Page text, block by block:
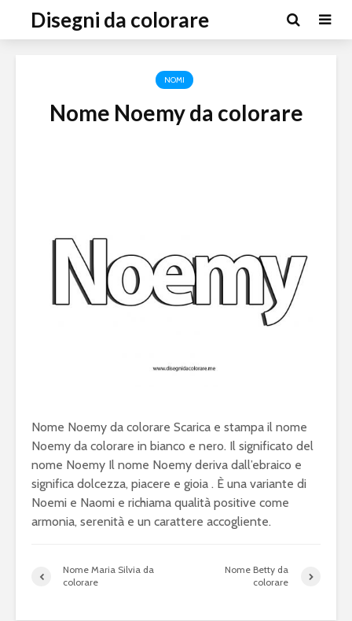
Disegni da colorare
NOMI
Nome Noemy da colorare
Nome Noemy da colorare Scarica e stampa il nome
Noemy da colorare in bianco e nero. Il significato del
nome Noemy Il nome Noemy deriva dall’ebraico e
significa dolcezza, piacere e gioia . È una variante di
Noemi e Naomi e richiama qualità positive come
armonia, serenità e un carattere accogliente.
Nome Maria Silvia da
colorare
Nome Betty da
colorare